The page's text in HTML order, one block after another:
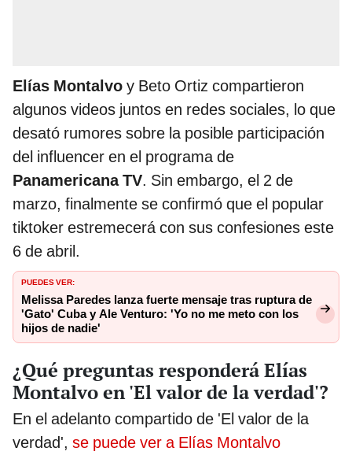
Elías Montalvo y Beto Ortiz compartieron
algunos videos juntos en redes sociales, lo que
desató rumores sobre la posible participación
del influencer en el programa de
Panamericana TV. Sin embargo, el 2 de
marzo, finalmente se confirmó que el popular
tiktoker estremecerá con sus confesiones este
6 de abril.
PUEDES VER:
Melissa Paredes lanza fuerte mensaje tras ruptura de
'Gato' Cuba y Ale Venturo: 'Yo no me meto con los
hijos de nadie'
¿Qué preguntas responderá Elías
Montalvo en 'El valor de la verdad'?
En el adelanto compartido de 'El valor de la
verdad', se puede ver a Elías Montalvo